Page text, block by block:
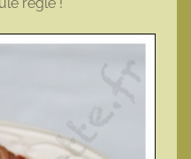
règle !